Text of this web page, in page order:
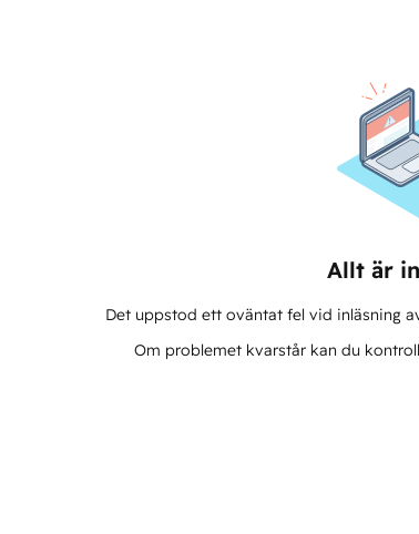
Allt är
Det uppstod ett oväntat fel vid inläsning
Om problemet kvarstår kan du